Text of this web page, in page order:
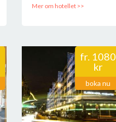
Mer om hotellet >>
fr. 1080
kr
boka nu